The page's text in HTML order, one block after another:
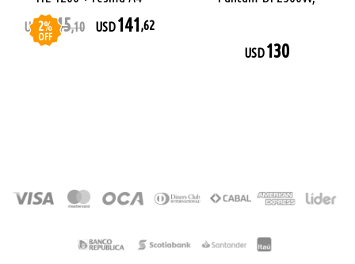
2%
OFF
USD145,10 USD141 ,62
USD130